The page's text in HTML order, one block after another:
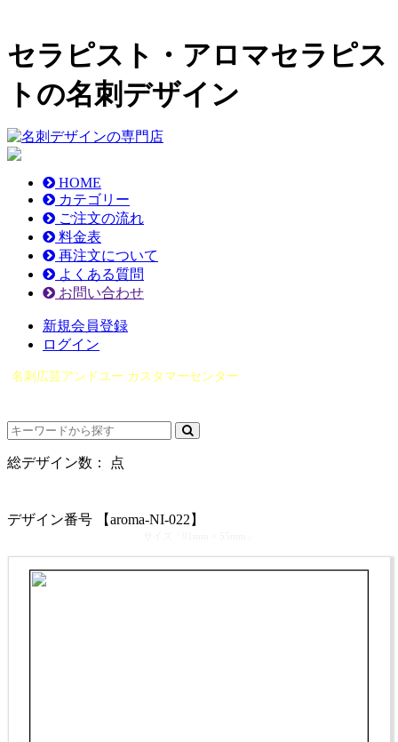
セラピスト・アロマセラピス
トの名刺デザイン
HOME
カテゴリー
ご注文の流れ
料金表
再注文について
よくある質問
お問い合わせ
新規会員登録
ログイン
名刺広芸アンドユー カスタマーセンター
総デザイン数： 点
デザイン番号 【aroma-NI-022】